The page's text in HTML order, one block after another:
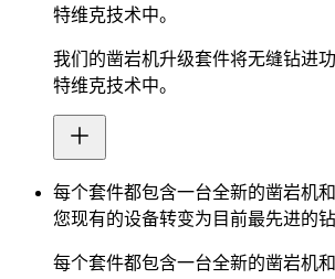
特维克技术中。
我们的凿岩机升级套件将无缝钻进
特维克技术中。
每个套件都包含一台全新的凿岩机
您现有的设备转变为目前最先进的钻
每个套件都包含一台全新的凿岩机